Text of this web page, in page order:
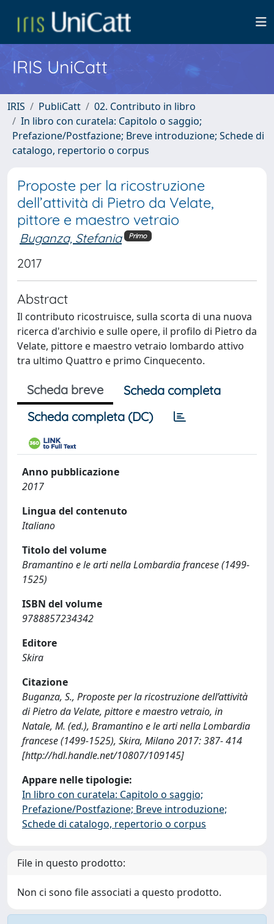
IRIS UniCatt
IRIS PubliCatt
02. Contributo in libro
In libro con curatela: Capitolo o saggio;
Prefazione/Postfazione; Breve introduzione; Schede di
catalogo, repertorio o corpus
Proposte per la ricostruzione
dell’attività di Pietro da Velate,
pittore e maestro vetraio
Buganza, Stefania Primo
2017
Abstract
Il contributo ricostruisce, sulla scorta di una nuova
ricerca d'archivio e sulle opere, il profilo di Pietro da
Velate, pittore e maestro vetraio lombardo attivo
tra ultimo Quattro e primo Cinquecento.
Scheda breve
Scheda completa
Scheda completa (DC)
Anno pubblicazione
2017
Lingua del contenuto
Italiano
Titolo del volume
Bramantino e le arti nella Lombardia francese (1499-
1525)
ISBN del volume
9788857234342
Editore
Skira
Citazione
Buganza, S., Proposte per la ricostruzione dell’attività
di Pietro da Velate, pittore e maestro vetraio, in
Natale, M. (ed.), Bramantino e le arti nella Lombardia
francese (1499-1525), Skira, Milano 2017: 387- 414
[http://hdl.handle.net/10807/109145]
Appare nelle tipologie:
In libro con curatela: Capitolo o saggio;
Prefazione/Postfazione; Breve introduzione;
Schede di catalogo, repertorio o corpus
File in questo prodotto:
Non ci sono file associati a questo prodotto.